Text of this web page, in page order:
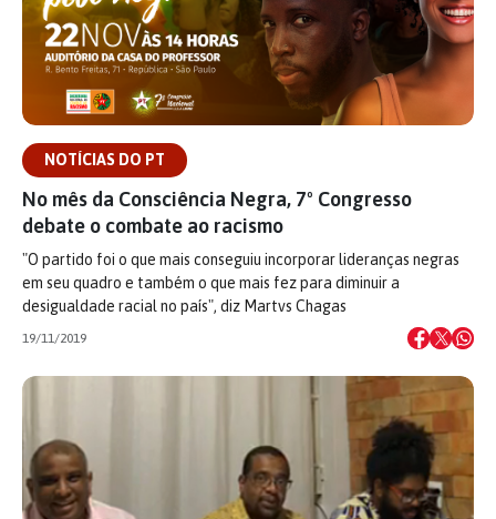
NOTÍCIAS DO PT
No mês da Consciência Negra, 7º Congresso
debate o combate ao racismo
"O partido foi o que mais conseguiu incorporar lideranças negras
em seu quadro e também o que mais fez para diminuir a
desigualdade racial no país", diz Martvs Chagas
19/11/2019